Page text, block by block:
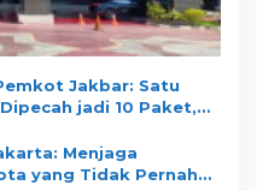
Jakbar: Satu
jadi 10 Paket,
Menjaga
yang Tidak Pernah